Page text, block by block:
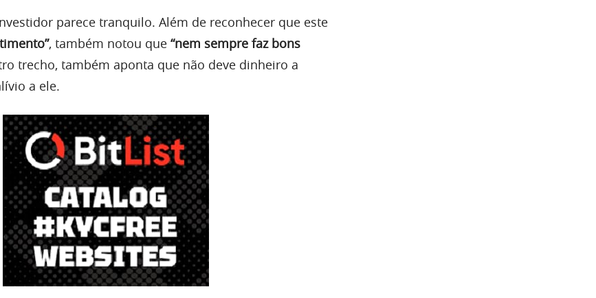
parece tranquilo. Além de reconhecer que este
, também notou que “nem sempre faz bons
trecho, também aponta que não deve dinheiro a
a ele.